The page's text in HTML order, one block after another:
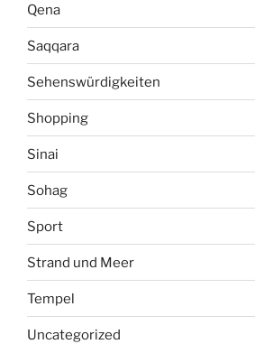
Qena
Saqqara
Sehenswürdigkeiten
Shopping
Sinai
Sohag
Sport
Strand und Meer
Tempel
Uncategorized